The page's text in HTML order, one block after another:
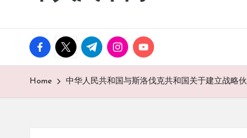
facebook.com
twitter.com
t.me instagram.com
youtube.com
Home 中华人民共和国与斯洛伐克共和国关于建立战略